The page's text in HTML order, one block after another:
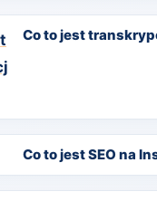
Co to jest
Co to jest SEO na